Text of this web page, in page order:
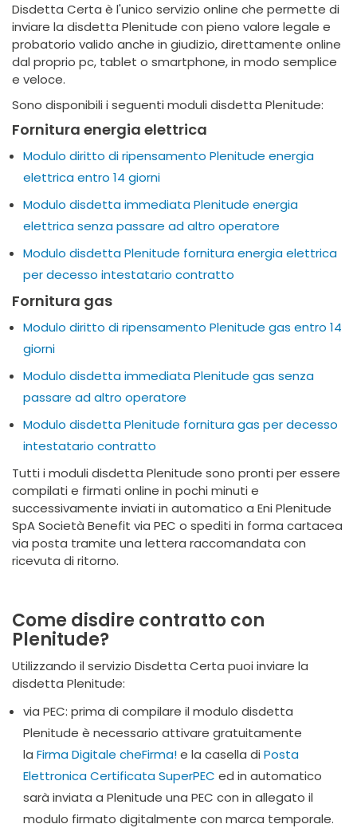
Disdetta Certa è l'unico servizio online che permette di
inviare la disdetta Plenitude con pieno valore legale e
probatorio valido anche in giudizio, direttamente online
dal proprio pc, tablet o smartphone, in modo semplice
e veloce.
Sono disponibili i seguenti moduli disdetta Plenitude:
Fornitura energia elettrica
Modulo diritto di ripensamento Plenitude energia
elettrica entro 14 giorni
Modulo disdetta immediata Plenitude energia
elettrica senza passare ad altro operatore
Modulo disdetta Plenitude fornitura energia elettrica
per decesso intestatario contratto
Fornitura gas
Modulo diritto di ripensamento Plenitude gas entro 14
giorni
Modulo disdetta immediata Plenitude gas senza
passare ad altro operatore
Modulo disdetta Plenitude fornitura gas per decesso
intestatario contratto
Tutti i moduli disdetta Plenitude sono pronti per essere
compilati e firmati online in pochi minuti e
successivamente inviati in automatico a Eni Plenitude
SpA Società Benefit via PEC o spediti in forma cartacea
via posta tramite una lettera raccomandata con
ricevuta di ritorno.
Come disdire contratto con
Plenitude?
Utilizzando il servizio Disdetta Certa puoi inviare la
disdetta Plenitude:
via PEC: prima di compilare il modulo disdetta
Plenitude è necessario attivare gratuitamente
la Firma Digitale cheFirma!e la casella di Posta
Elettronica Certificata SuperPEC ed in automatico
sarà inviata a Plenitude una PEC con in allegato il
modulo firmato digitalmente con marca temporale.